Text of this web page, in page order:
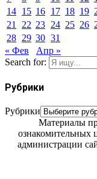
14 15 16 17 18 19
21
22 23 24 25 26
28 29 30 31
« Фев
Апр »
Search for:
Рубрики
Рубрики
Материалы
ознакомительных
администрации